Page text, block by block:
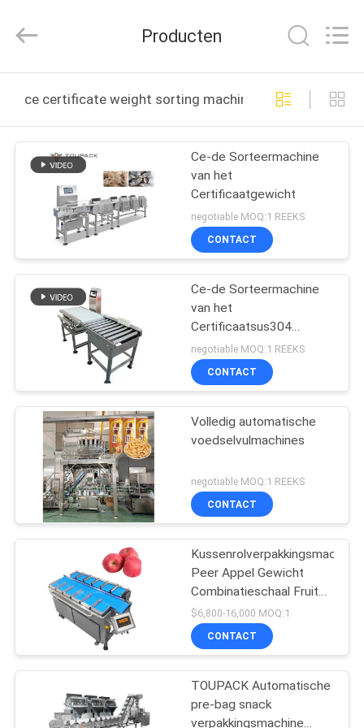
PRODUCTEN
OVER
RONDLEIDING
DOOR
FABRIEK
KWALITEITSCONTROLE
NEEM
CONTACT
MET
ONS
NIEUWS
GEVALLEN
Reserved.
Producten
ce certificate weight sorting machine online fabricage
Ce-de Sorteermachine
van het
Certificaatgewicht
negotiable MOQ:1 REEKS
CONTACT
Ce-de Sorteermachine
van het
Certificaatsus304
Gewicht voor Afgewerkt
product
negotiable MOQ:1 REEKS
CONTACT
Volledig automatische
voedselvulmachines
negotiable MOQ:1 REEKS
CONTACT
Kussenrolverpakkingsmachine
Peer Appel Gewicht
Combinatieschaal Fruit
Combinatieweger Hoge
Precisie
Verpakkingsmachine
$6,800-16,000 MOQ:1
CONTACT
TOUPACK Automatische
pre-bag snack
verpakkingsmachine